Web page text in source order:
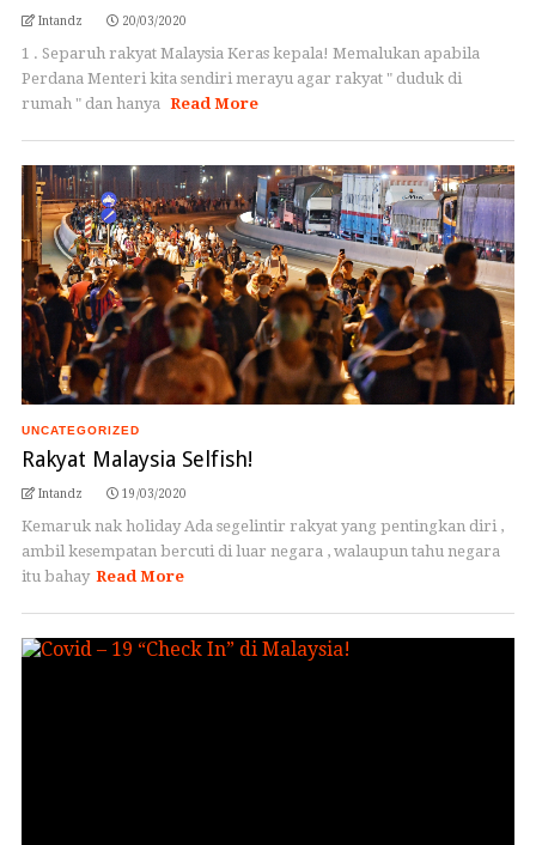
Intandz 20/03/2020
1 . Separuh rakyat Malaysia Keras kepala! Memalukan apabila
Perdana Menteri kita sendiri merayu agar rakyat " duduk di
rumah " dan hanya Read More
UNCATEGORIZED
Rakyat Malaysia Selfish!
Intandz 19/03/2020
Kemaruk nak holiday Ada segelintir rakyat yang pentingkan diri ,
ambil kesempatan bercuti di luar negara , walaupun tahu negara
itu bahay Read More